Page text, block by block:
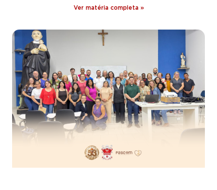
Ver matéria completa »